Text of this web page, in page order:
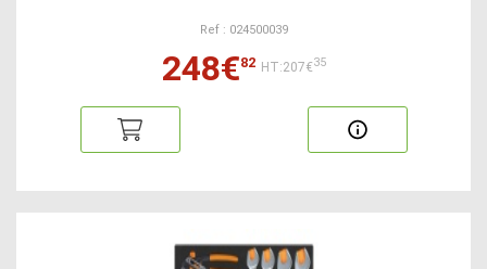
Ref : 024500039
248€82 HT:207€35